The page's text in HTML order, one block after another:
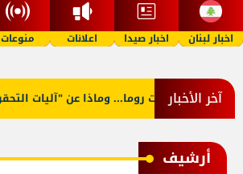
اخبار لبنان اخبار صيدا اعلانات منوعات
آخر الأخبار
في مفاوضات روما... وماذا عن "آليات التحقق"؟
أرشيف